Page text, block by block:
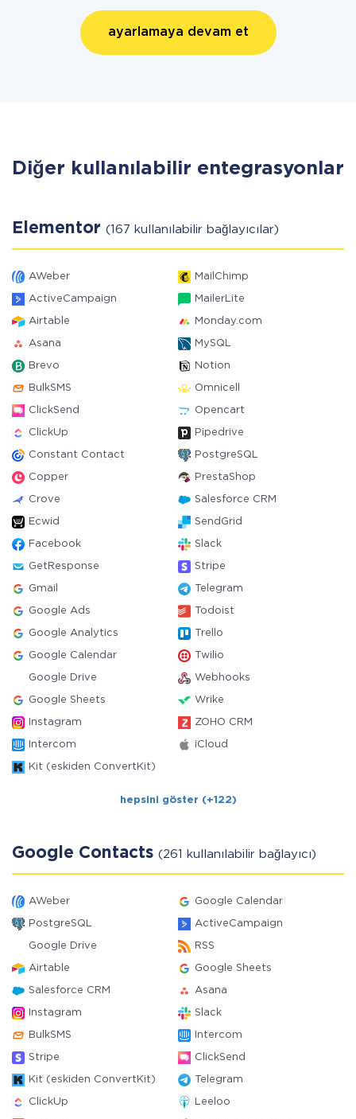
ayarlamaya devam et
Diğer kullanılabilir entegrasyonlar
Elementor (167 kullanılabilir bağlayıcılar)
AWeber MailChimp
ActiveCampaign MailerLite
Airtable Monday.com
Asana MySQL
Brevo Notion
BulkSMS Omnicell
ClickSend Opencart
ClickUp Pipedrive
Constant Contact PostgreSQL
Copper PrestaShop
Crove Salesforce CRM
Ecwid SendGrid
Facebook Slack
GetResponse Stripe
Gmail Telegram
Google Ads Todoist
Google Analytics Trello
Google Calendar Twilio
Google Drive Webhooks
Google Sheets Wrike
Instagram ZOHO CRM
Intercom iCloud
Kit (eskiden ConvertKit)
hepsini göster (+122)
Google Contacts (261 kullanılabilir bağlayıcı)
AWeber Google Calendar
PostgreSQL ActiveCampaign
Google Drive RSS
Airtable Google Sheets
Salesforce CRM Asana
Instagram Slack
BulkSMS Intercom
Stripe ClickSend
Kit (eskiden ConvertKit) Telegram
ClickUp Leeloo